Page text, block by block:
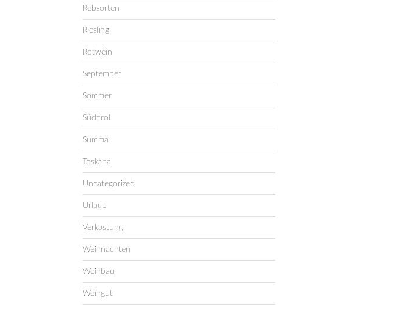
Rebsorten
Riesling
Rotwein
September
Sommer
Südtirol
Summa
Toskana
Uncategorized
Urlaub
Verkostung
Weihnachten
Weinbau
Weingut